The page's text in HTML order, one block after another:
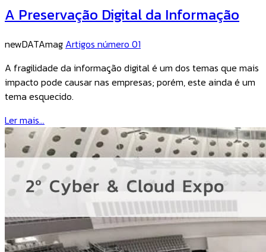
A Preservação Digital da Informação
newDATAmag Artigos número 01
A fragilidade da informação digital é um dos temas que mais
impacto pode causar nas empresas; porém, este ainda é um
tema esquecido.
Ler mais...